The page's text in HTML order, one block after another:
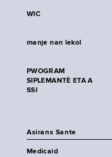
WIC
manje nan lekol
PWOGRAM
SIPLEMANTÈ ETA A
SSI
Asirans Sante
Medicaid